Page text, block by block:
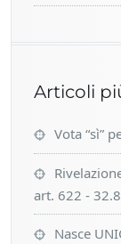
Articoli
Vota “sì”
art. 622 -
Nasce